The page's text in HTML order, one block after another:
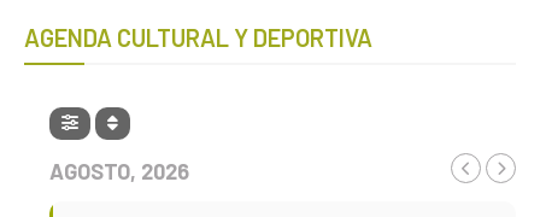
AGENDA CULTURAL Y DEPORTIVA
AGOSTO, 2026